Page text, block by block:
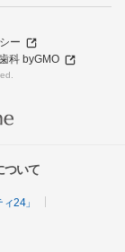
ー
科 byGMO
ついて
24」